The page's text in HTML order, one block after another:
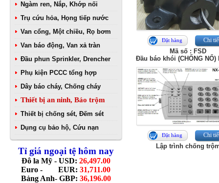
Ngàm ren, Nắp, Khớp nối
Trụ cứu hỏa, Họng tiếp nước
Van cổng, Một chiều, Rọ bơm
Van báo động, Van xả tràn
Đầu phun Sprinkler, Drencher
Phụ kiện PCCC tổng hợp
Dây báo cháy, Chống cháy
Thiết bị an ninh, Báo trộm
Thiết bị chống sét, Đếm sét
Dụng cụ bảo hộ, Cứu nạn
Tỉ giá ngoại tệ hôm nay
Đô la Mỹ - USD: 26,497.00
Euro - EUR: 31,711.00
Bảng Anh- GBP: 36,196.00
Đặt hàng Chi
Mã số : FSD
Đầu báo khói (CHỐNG NỔ)
Đặt hàng Chi
Lập trình chống